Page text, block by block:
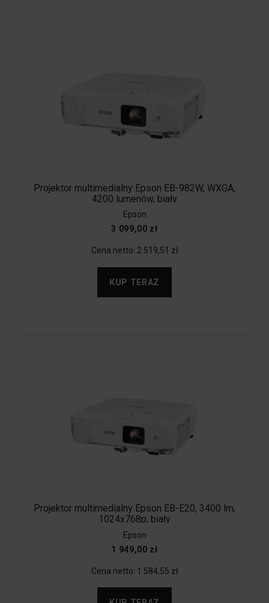
Projektor multimedialny Epson EB-982W, WXGA,
4200 lumenów, biały
Epson
3 099,00 zł
Cena netto: 2 519,51 zł
KUP TERAZ
Projektor multimedialny Epson EB-E20, 3400 lm,
1024x768p, biały
Epson
1 949,00 zł
Cena netto: 1 584,55 zł